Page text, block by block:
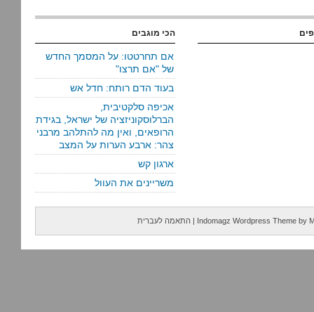
הכי מוגבים
אם תחרטטו: על המסמך החדש
של "אם תרצו"
בעוד הדם רותח: חדל אש
אכיפה סלקטיבית,
הברלוסקוניזציה של ישראל, בגידת
הרופאים, ואין מה להתלהב מרבני
צהר: ארבע הערות על המצב
ארגון קש
משריינים את העוול
Indomagz Wordpress Theme by
| התאמה לעברית